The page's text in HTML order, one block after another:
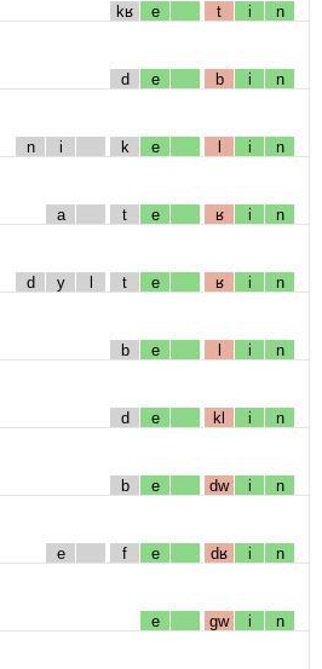
kʁ e t i n
d e b i n
n i k e l i n
a t e ʁ i n
d y l t e ʁ i n
b e l i n
d e kl i n
b e dw i n
e f e dʁ i n
e gw i n